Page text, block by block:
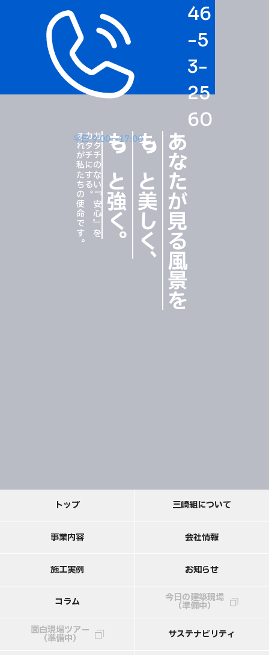
46
-5
3-
25
60
平日 9:00〜17:00 あなたが見る風景を
もっと美しく
、
もっと強く
。
カタチのない『安心』を、
カタチにする。
それが私たちの使命です。
トップ 三崎組について
事業内容 会社情報
施工実例 お知らせ
コラム 今日の建築現場
（準備中）
面白現場ツアー
（準備中） サステナビリティ